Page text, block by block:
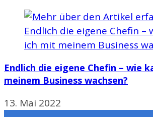
Endlich die eigene Chefin – wie
meinem Business wachsen?
13. Mai 2022